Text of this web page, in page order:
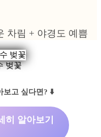
차림 + 야경도 예쁨
벚꽃
보고 싶다면? ⬇️
히 알아보기